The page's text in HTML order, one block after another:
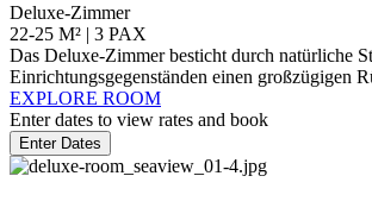
Deluxe-Zimmer
22-25 M² | 3 PAX
Das Deluxe-Zimmer besticht durch natürliche
Einrichtungsgegenständen einen großzügigen
EXPLORE ROOM
Enter dates to view rates and book
Enter Dates